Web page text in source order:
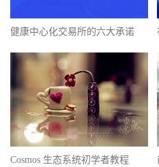
健康中心化交易所的六大承诺
Cosmos 生态系统初学者教程